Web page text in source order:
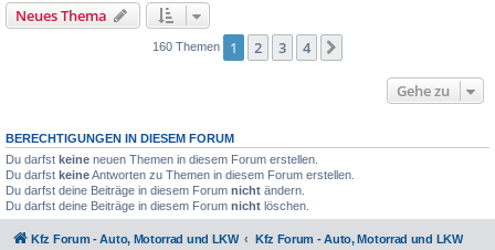
Neues Thema
160 Themen 1 2 3 4
Gehe zu
BERECHTIGUNGEN IN DIESEM FORUM
Du darfst keine neuen Themen in diesem Forum erstellen.
Du darfst keineAntworten zu Themen in diesem Forum erstellen.
Du darfst deine Beiträge in diesem Forum nicht ändern.
Du darfst deine Beiträge in diesem Forum nicht löschen.
Kfz Forum - Auto, Motorrad und LKW Kfz Forum - Auto, Motorrad und LKW